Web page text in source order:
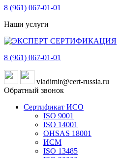
8 (961) 067-01-01
Наши услуги
8 (961) 067-01-01
vladimir@cert-russia.ru
Обратный звонок
Сертификат ИСО
ISO 9001
ISO 14001
OHSAS 18001
ИСМ
ISO 13485